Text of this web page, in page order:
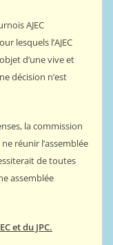
AJEC
lesquels l’AJEC
d’une vive et
décision n’est
la commission
réunir l’assemblée
de toutes
assemblée
et du JPC.